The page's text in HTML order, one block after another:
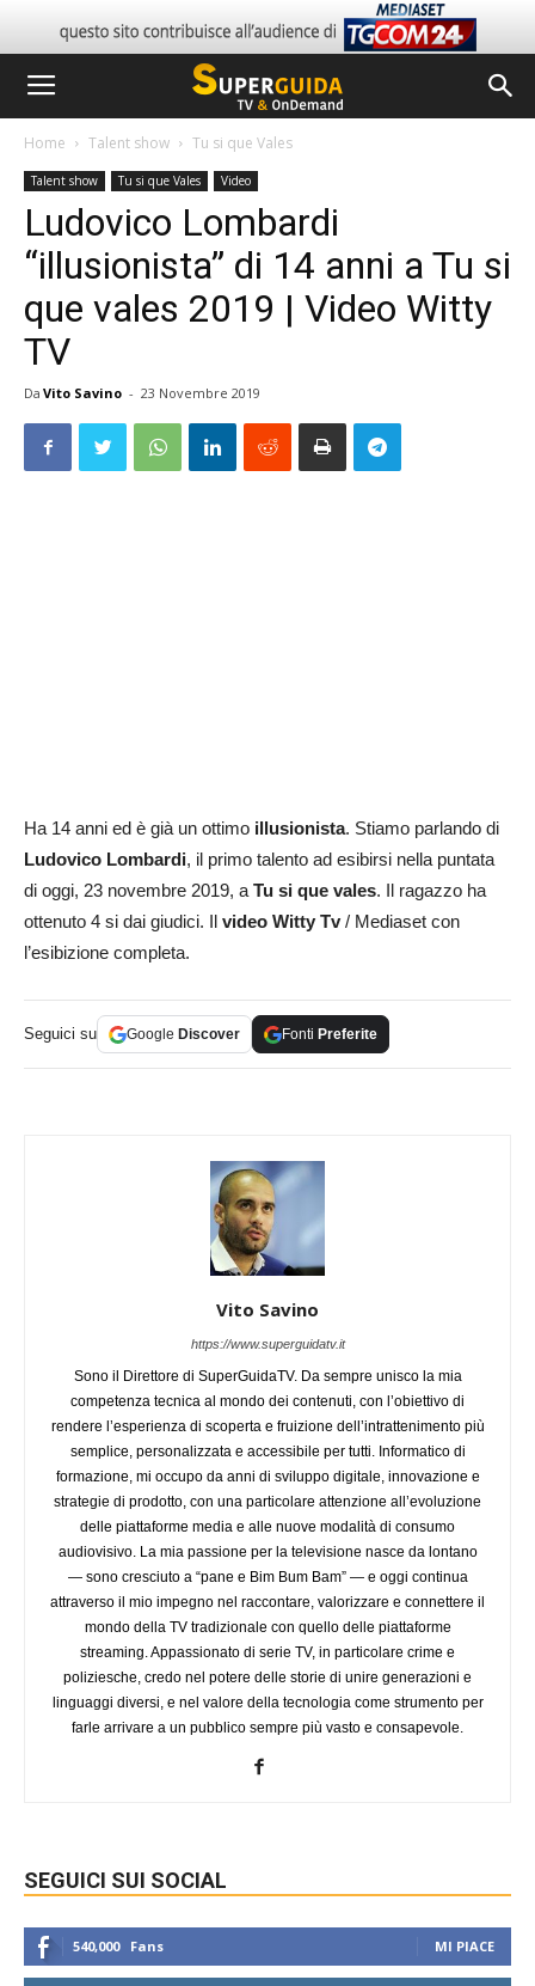
Home Talent show Tu si que Vales
Talent show Tu si que Vales Video
Ludovico Lombardi
“illusionista” di 14 anni a Tu si
que vales 2019 | Video Witty
TV
Da Vito Savino - 23 Novembre 2019
Ha 14 anni ed è già un ottimo illusionista. Stiamo parlando di
Ludovico Lombardi, il primo talento ad esibirsi nella puntata
di oggi, 23 novembre 2019, aTu si que vales. Il ragazzo ha
ottenuto 4 si dai giudici. Il
video Witty Tv/ Mediaset con
l’esibizione completa.
Seguici su Google Discover Fonti Preferite
Vito Savino
https://www.superguidatv.it
Sono il Direttore di SuperGuidaTV. Da sempre unisco la mia
competenza tecnica al mondo dei contenuti, con l’obiettivo di
rendere l’esperienza di scoperta e fruizione dell’intrattenimento più
semplice, personalizzata e accessibile per tutti. Informatico di
formazione, mi occupo da anni di sviluppo digitale, innovazione e
strategie di prodotto, con una particolare attenzione all’evoluzione
delle piattaforme media e alle nuove modalità di consumo
audiovisivo. La mia passione per la televisione nasce da lontano
— sono cresciuto a “pane e Bim Bum Bam” — e oggi continua
attraverso il mio impegno nel raccontare, valorizzare e connettere il
mondo della TV tradizionale con quello delle piattaforme
streaming. Appassionato di serie TV, in particolare crime e
poliziesche, credo nel potere delle storie di unire generazioni e
linguaggi diversi, e nel valore della tecnologia come strumento per
farle arrivare a un pubblico sempre più vasto e consapevole.
SEGUICI SUI SOCIAL
540,000 Fans MI PIACE